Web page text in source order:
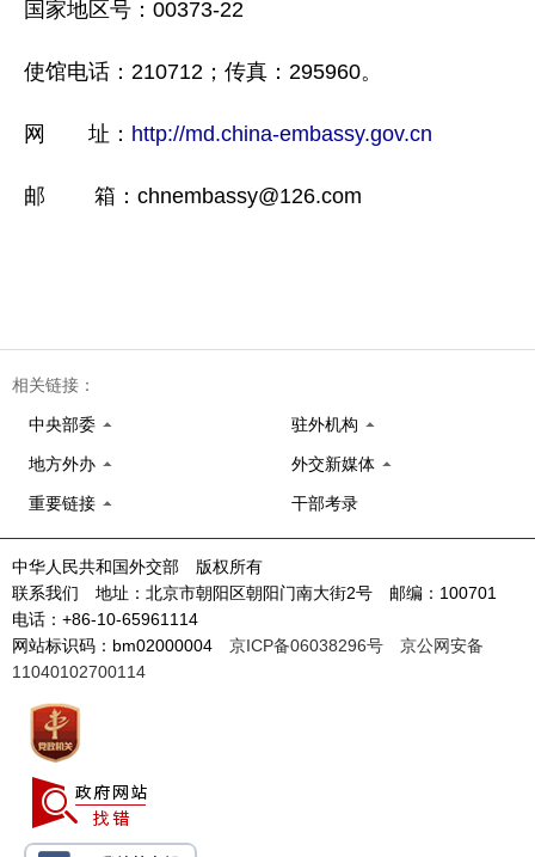
国家地区号：00373-22
使馆电话：210712；传真：295960。
网 址： http://md.china-embassy.gov.cn
邮 箱：chnembassy@126.com
相关链接：
中央部委 驻外机构
地方外办 外交新媒体
重要链接 干部考录
中华人民共和国外交部 版权所有
联系我们 地址：北京市朝阳区朝阳门南大街2号 邮编：100701
电话：+86-10-65961114
网站标识码：bm02000004 京ICP备06038296号
京公网安备
11040102700114